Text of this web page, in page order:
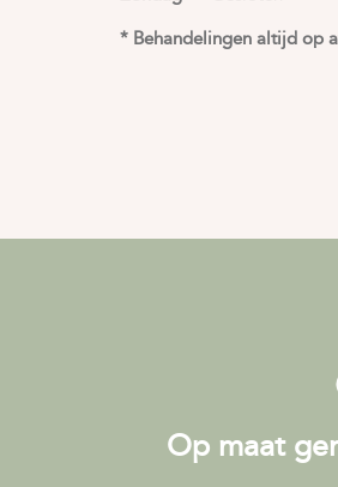
* Behandelingen altijd op
Op maat